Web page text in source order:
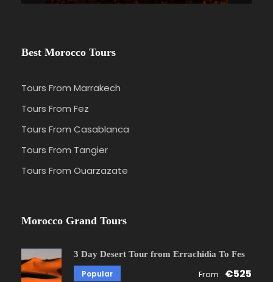
Best Morocco Tours
Tours From Marrakech
Tours From Fez
Tours From Casablanca
Tours From Tangier
Tours From Ouarzazate
Morocco Grand Tours
3 Day Desert Tour from Errachidia To Fes
Popular From €525